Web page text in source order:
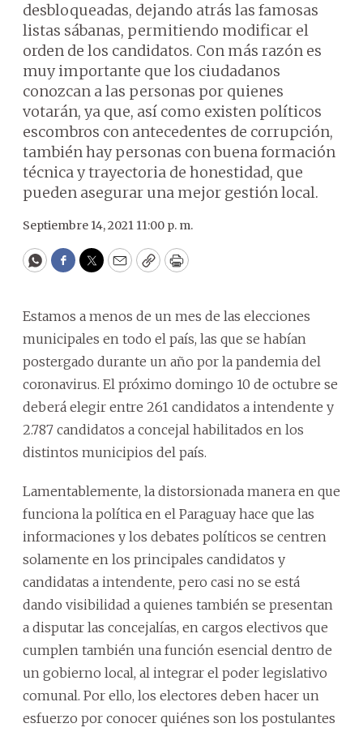
desbloqueadas, dejando atrás las famosas
listas sábanas, permitiendo modificar el
orden de los candidatos. Con más razón es
muy importante que los ciudadanos
conozcan a las personas por quienes
votarán, ya que, así como existen políticos
escombros con antecedentes de corrupción,
también hay personas con buena formación
técnica y trayectoria de honestidad, que
pueden asegurar una mejor gestión local.
Septiembre 14, 2021 11:00 p. m.
WhatsApp
Facebook
Twitter
EmailCopyPrint
Estamos a menos de un mes de las elecciones
municipales en todo el país, las que se habían
postergado durante un año por la pandemia del
coronavirus. El próximo domingo 10 de octubre se
deberá elegir entre 261 candidatos a intendente y
2.787 candidatos a concejal habilitados en los
distintos municipios del país.
Lamentablemente, la distorsionada manera en que
funciona la política en el Paraguay hace que las
informaciones y los debates políticos se centren
solamente en los principales candidatos y
candidatas a intendente, pero casi no se está
dando visibilidad a quienes también se presentan
a disputar las concejalías, en cargos electivos que
cumplen también una función esencial dentro de
un gobierno local, al integrar el poder legislativo
comunal. Por ello, los electores deben hacer un
esfuerzo por conocer quiénes son los postulantes